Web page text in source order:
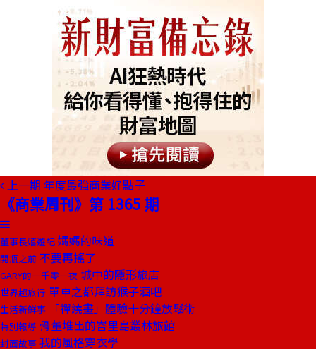
上一期 年度最強商業好點子
《商業周刊》第 1365 期
董事長嬉遊記 媽媽的味道
開瓶之前 不要再搖了
GARY的一千零一夜 城中的隱形旅店
世界超旅行 單車之都拜訪猴子酒吧
生活新鮮事 「禪繞畫」體驗十分鐘放鬆術
特別報導 骨董堆出的峇里島叢林旅館
封面故事 我的風格穿衣學